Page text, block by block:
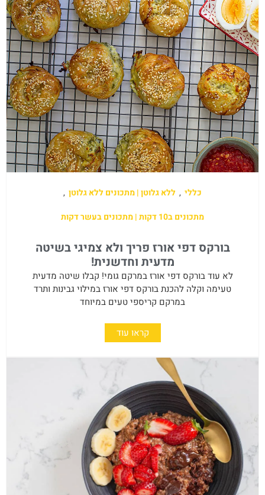
כללי , ללא גלוטן | מתכונים ללא גלוטן ,
מתכונים ב10 דקות | מתכונים בעשר דקות
בורקס דפי אורז פריך ולא צמיגי בשיטה
מדעית וחדשנית!
לא עוד בורקס דפי אורז במרקם גומי! קבלו שיטה מדעית
טעימה וקלה להכנת בורקס דפי אורז במילוי גבינות ותרד
במרקם קריספי טעים במיוחד
קראו עוד